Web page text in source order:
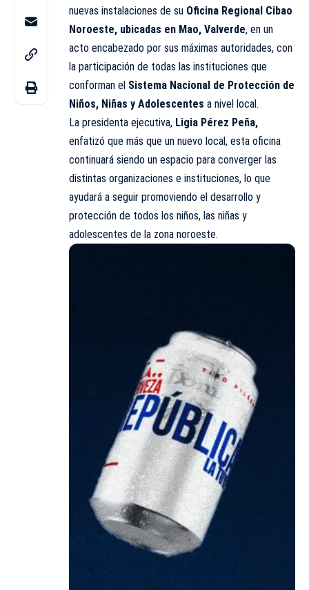
nuevas instalaciones de su Oficina Regional Cibao
Noroeste, ubicadas en Mao, Valverde, en un
acto encabezado por sus máximas autoridades, con
la participación de todas las instituciones que
conforman el Sistema Nacional de Protección de
Niños, Niñas y Adolescentes a nivel local.
La presidenta ejecutiva, Ligia Pérez Peña,
enfatizó que más que un nuevo local, esta oficina
continuará siendo un espacio para converger las
distintas organizaciones e instituciones, lo que
ayudará a seguir promoviendo el desarrollo y
protección de todos los niños, las niñas y
adolescentes de la zona noroeste.